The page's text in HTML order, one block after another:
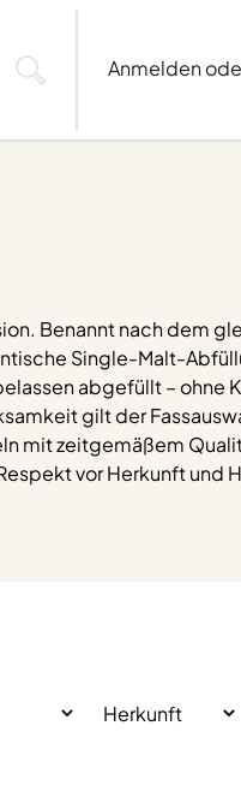
Anmelden
Benannt nach dem
Single-Malt-
abgefüllt – ohne
gilt der
mit zeitgemäßem
vor Herkunft und